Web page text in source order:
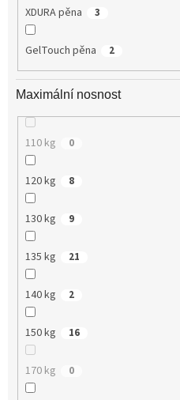
XDURA pěna 3
GelTouch pěna 2
Maximální nosnost
110 kg 0
120 kg 8
130 kg 9
135 kg 21
140 kg 2
150 kg 16
170 kg 0